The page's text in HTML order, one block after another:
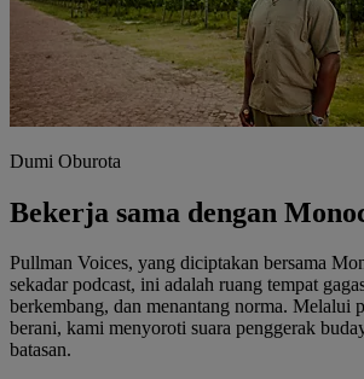
Dumi Oburota
Bekerja sama dengan
Pullman Voices, yang diciptakan bersama
sekadar podcast, ini adalah ruang tempat
berkembang, dan menantang norma. Melalui
berani, kami menyoroti suara penggerak
batasan.